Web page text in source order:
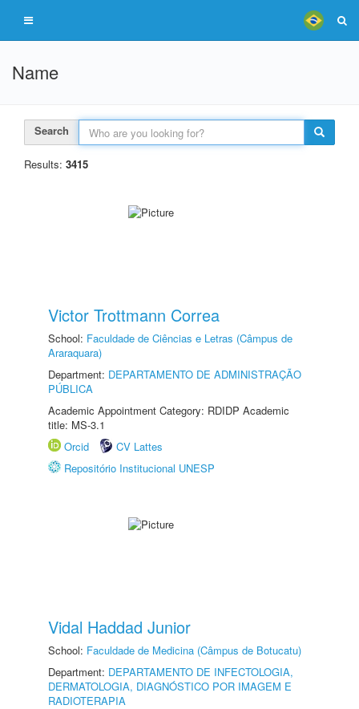
Name
Search
Results: 3415
Victor Trottmann Correa
School: Faculdade de Ciências e Letras (Câmpus de
Araraquara)
Department: DEPARTAMENTO DE ADMINISTRAÇÃO
PÚBLICA
Academic Appointment Category: RDIDP Academic
title: MS-3.1
Orcid
CV Lattes
Repositório Institucional UNESP
Vidal Haddad Junior
School: Faculdade de Medicina (Câmpus de Botucatu)
Department: DEPARTAMENTO DE INFECTOLOGIA,
DERMATOLOGIA, DIAGNÓSTICO POR IMAGEM E
RADIOTERAPIA